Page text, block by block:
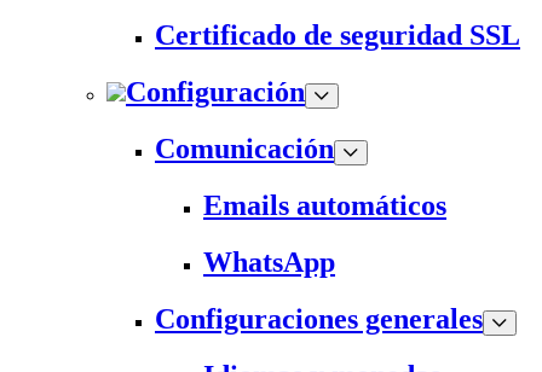
Certificado de seguridad SSL
Configuración
Comunicación
Emails automáticos
WhatsApp
Configuraciones generales